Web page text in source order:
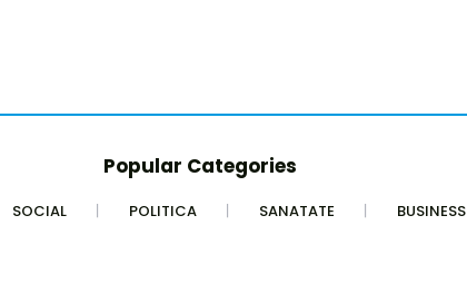
Popular Categories
SOCIAL POLITICA SANATATE BUSINESS